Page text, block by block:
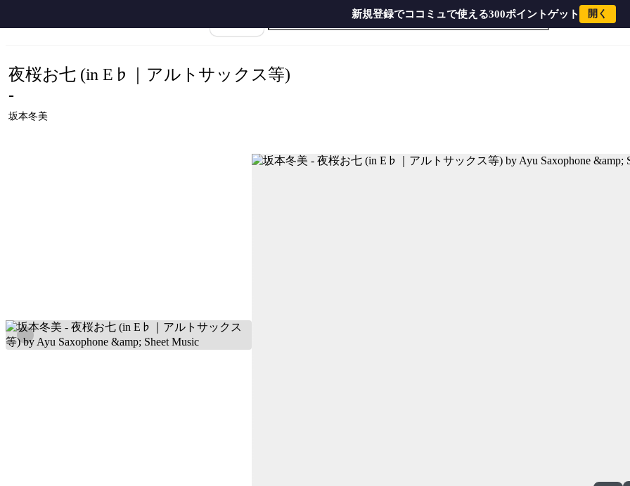
新規登録でココミュで使える300ポイントゲット 開く
坂本冬美 - 夜桜お七 (in E♭｜アルトサックス等) by Ayu Saxophone & Sheet Music
夜桜お七 (in E♭｜アルトサックス等)
-
坂本冬美